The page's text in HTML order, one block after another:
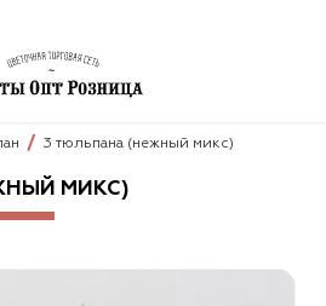
3 тюльпана (нежный микс)
МИКС)